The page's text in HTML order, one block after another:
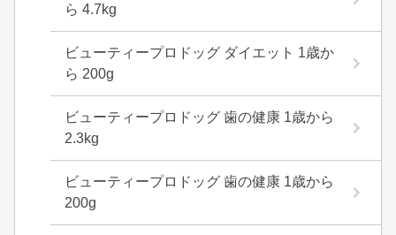
ら 4.7kg
ビューティープロドッグ ダイエット 1歳か
ら 200g
ビューティープロドッグ 歯の健康 1歳から
2.3kg
ビューティープロドッグ 歯の健康 1歳から
200g